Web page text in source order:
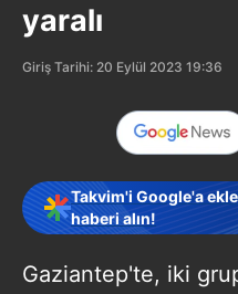
yaralı
Giriş Tarihi: 20 Eylül 2023 19:36
Takvim'i Google'a
haberi alın!
Gaziantep'te, iki